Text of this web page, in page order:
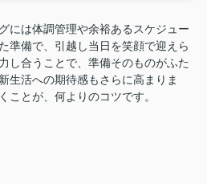
には体調管理や余裕あるスケジュー
準備で、引越し当日を笑顔で迎えら
し合うことで、準備そのものがふた
生活への期待感もさらに高まりま
ことが、何よりのコツです。